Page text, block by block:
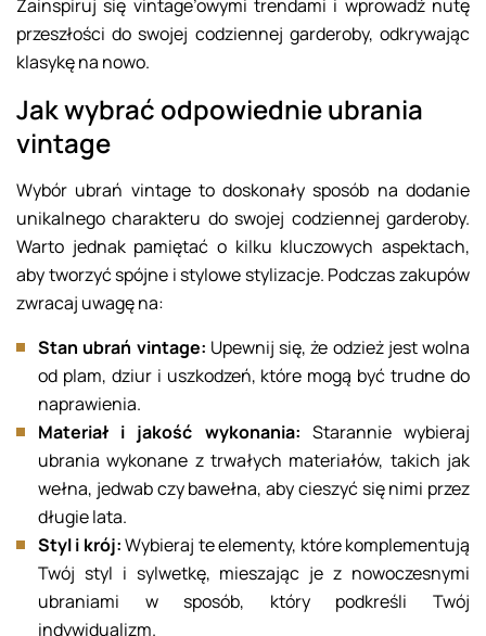
Zainspiruj się vintage’owymi trendami i wprowadź nutę
przeszłości do swojej codziennej garderoby, odkrywając
klasykę na nowo.
Jak wybrać odpowiednie ubrania
vintage
Wybór ubrań vintage to doskonały sposób na dodanie
unikalnego charakteru do swojej codziennej garderoby.
Warto jednak pamiętać o kilku kluczowych aspektach,
aby tworzyć spójne i stylowe stylizacje. Podczas zakupów
zwracaj uwagę na:
Stan ubrań vintage: Upewnij się, że odzież jest wolna
od plam, dziur i uszkodzeń, które mogą być trudne do
naprawienia.
Materiał i jakość wykonania: Starannie wybieraj
ubrania wykonane z trwałych materiałów, takich jak
wełna, jedwab czy bawełna, aby cieszyć się nimi przez
długie lata.
Styl i krój:Wybieraj te elementy, które komplementują
Twój styl i sylwetkę, mieszając je z nowoczesnymi
ubraniami w sposób, który podkreśli Twój
indywidualizm.